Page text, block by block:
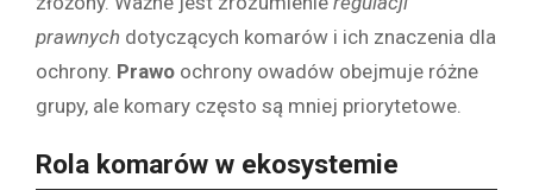
prawnych dotyczących komarów i ich znaczenia dla
ochrony. Prawo ochrony owadów obejmuje różne
grupy, ale komary często są mniej priorytetowe.
Rola komarów w ekosystemie